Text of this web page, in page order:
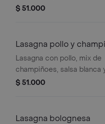
$ 51.000
Lasagna pollo y
Lasagna con pollo, mix de
champiñoes, salsa blanca
$ 51.000
Lasagna bolognesa